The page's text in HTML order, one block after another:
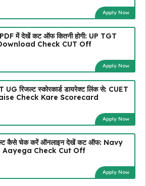
Apply Now
में देखें कट ऑफ कितनी होगी: UP TGT
Check CUT Off
Apply Now
रिजल्ट स्कोरकार्ड डायरेक्ट लिंक से: CUET
Check Kare Scorecard
Apply Now
कैसे चेक करें ऑनलाइन देखें कट ऑफ: Navy
Aayega Check Cut Off
Apply Now